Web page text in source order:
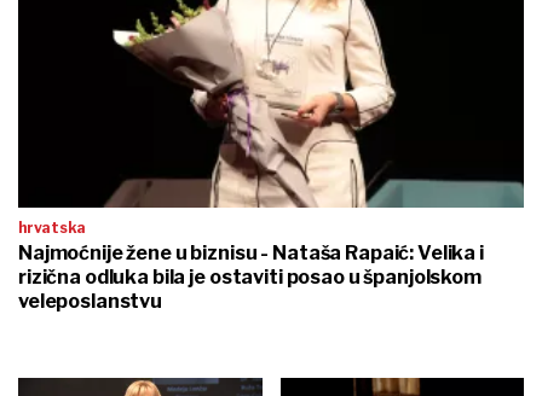
hrvatska
Najmoćnije žene u biznisu - Nataša Rapaić: Velika i
rizična odluka bila je ostaviti posao u španjolskom
veleposlanstvu